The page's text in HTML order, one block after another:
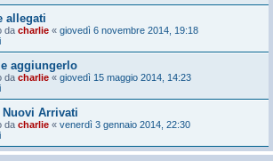
allegati
da charlie « giovedì 6 novembre 2014, 19:18
aggiungerlo
da charlie « giovedì 15 maggio 2014, 14:23
Arrivati
da charlie « venerdì 3 gennaio 2014, 22:30